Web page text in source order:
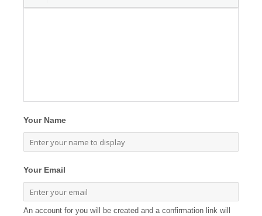
Your Name
Your Email
An account for you will be created and a confirmation link will